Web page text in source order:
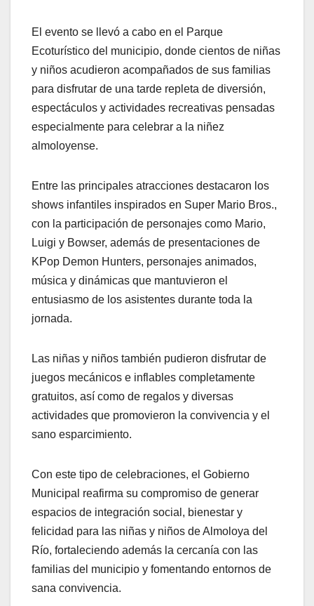
El evento se llevó a cabo en el Parque
Ecoturístico del municipio, donde cientos de niñas
y niños acudieron acompañados de sus familias
para disfrutar de una tarde repleta de diversión,
espectáculos y actividades recreativas pensadas
especialmente para celebrar a la niñez
almoloyense.
Entre las principales atracciones destacaron los
shows infantiles inspirados en Super Mario Bros.,
con la participación de personajes como Mario,
Luigi y Bowser, además de presentaciones de
KPop Demon Hunters, personajes animados,
música y dinámicas que mantuvieron el
entusiasmo de los asistentes durante toda la
jornada.
Las niñas y niños también pudieron disfrutar de
juegos mecánicos e inflables completamente
gratuitos, así como de regalos y diversas
actividades que promovieron la convivencia y el
sano esparcimiento.
Con este tipo de celebraciones, el Gobierno
Municipal reafirma su compromiso de generar
espacios de integración social, bienestar y
felicidad para las niñas y niños de Almoloya del
Río, fortaleciendo además la cercanía con las
familias del municipio y fomentando entornos de
sana convivencia.